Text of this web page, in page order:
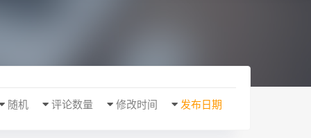
发布日期
修改时间
评论数量
随机